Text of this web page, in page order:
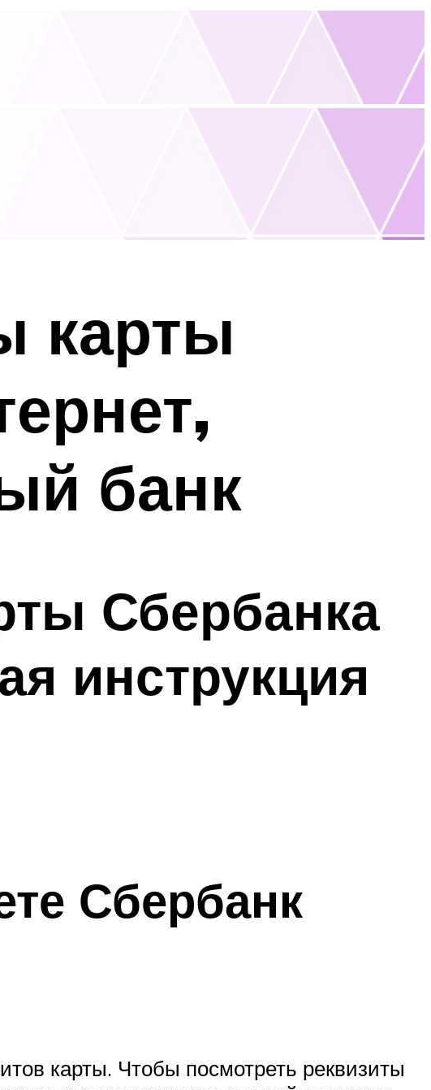
карты
банк
Сбербанка
инструкция
Сбербанк
карты. Чтобы посмотреть реквизиты